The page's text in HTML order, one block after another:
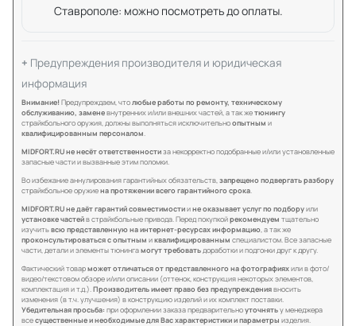
Ставрополе: можно посмотреть до оплаты.
Предупреждения производителя и юридическая
информация
Внимание!Предупреждаем, чтолюбые работы по ремонту, техническому
обслуживанию, заменевнутренних и/или внешних частей, а так жетюнингу
страйкбольного оружия, должны выполняться исключительноопытным и
квалифицированным персоналом.
MIDFORT.RU не несёт ответственностиза некорректно подобранные и/или установленные
запасные части и вызванные этим поломки.
Во избежание аннулирования гарантийных обязательств,запрещено подвергать разбору
страйкбольное оружиена протяжении всего гарантийного срока.
MIDFORT.RU не даёт гарантий совместимостиине оказывает услуг по подборуили
установке частейв страйкбольные привода. Перед покупкойрекомендуем тщательно
изучитьвсю представленную на интернет-ресурсах информацию, а так же
проконсультироваться с опытным иквалифицированным специалистом. Все запасные
части, детали и элементы тюнингамогут требоватьдоработки и подгонки друг к другу.
Фактический товарможет отличаться от представленного на фотографияхили в фото/
видео/текстовом обзоре и/или описании (оттенок, конструкция некоторых элементов,
комплектация и т.д.).Производитель имеет право без предупреждениявносить
изменения (в т.ч. улучшения) в конструкцию изделий и их комплект поставки.
Убедительная просьба: при оформлении заказа предварительноуточнятьу менеджера
всесущественные и необходимые для Вас характеристики и параметры изделия.